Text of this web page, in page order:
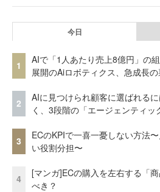
今日
1
AIで「1人あたり売上8億円」の
展開のAiロボティクス、急成長
2
AIに見つけられ顧客に選ばれる
く、3段階の「エージェンティッ
3
ECのKPIで一喜一憂しない方法
い役割分担〜
4
[マンガ]ECの購入を左右する「
べき？